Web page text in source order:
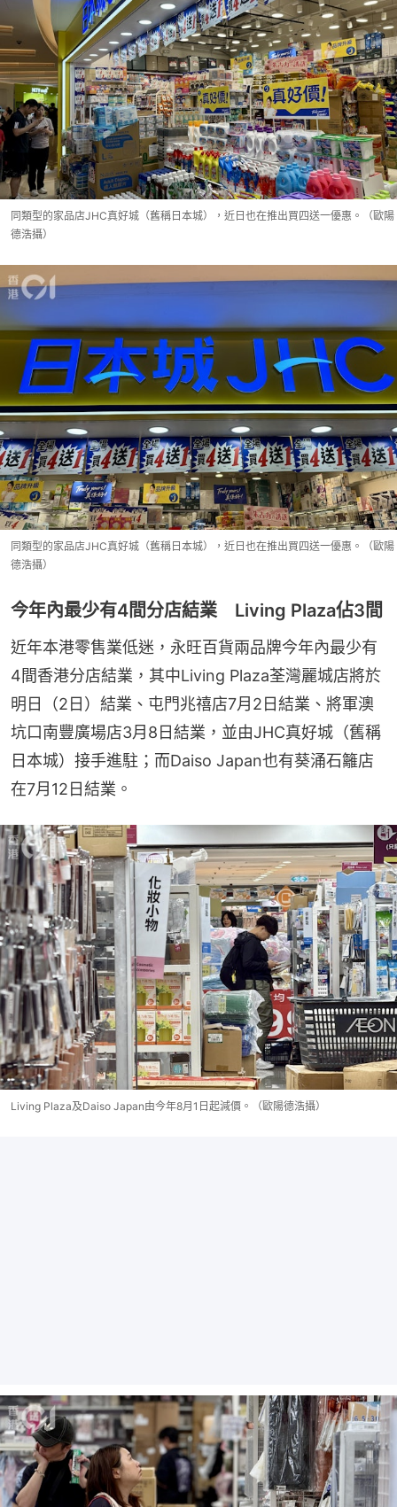
同類型的家品店JHC真好城（舊稱日本城），近日也在推出買四送一優惠。（歐陽
德浩攝）
同類型的家品店JHC真好城（舊稱日本城），近日也在推出買四送一優惠。（歐陽
德浩攝）
今年內最少有4間分店結業 Living Plaza佔3間
近年本港零售業低迷，永旺百貨兩品牌今年內最少有
4間香港分店結業，其中Living Plaza荃灣麗城店將於
明日（2日）結業、屯門兆禧店7月2日結業、將軍澳
坑口南豐廣場店3月8日結業，並由JHC真好城（舊稱
日本城）接手進駐；而Daiso Japan也有葵涌石籬店
在7月12日結業。
Living Plaza及Daiso Japan由今年8月1日起減價。（歐陽德浩攝）